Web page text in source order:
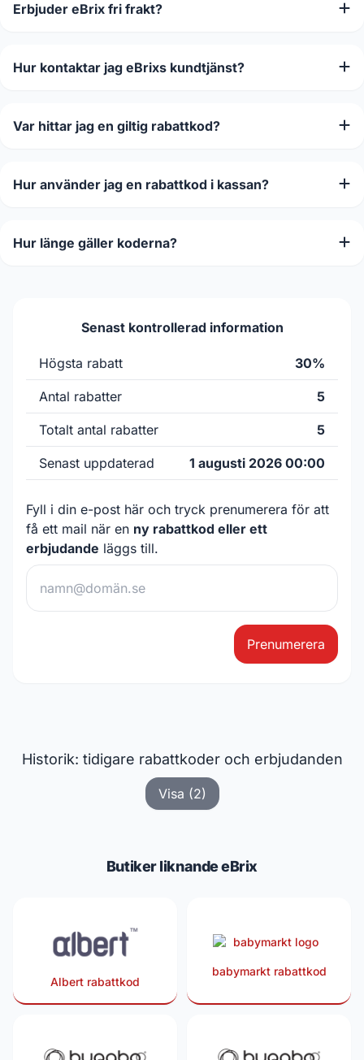
Erbjuder eBrix fri frakt?
Hur kontaktar jag eBrixs kundtjänst?
Var hittar jag en giltig rabattkod?
Hur använder jag en rabattkod i kassan?
Hur länge gäller koderna?
Senast kontrollerad information
Högsta rabatt 30%
Antal rabatter 5
Totalt antal rabatter 5
Senast uppdaterad 1 augusti 2026 00:00
Fyll i din e-post här och tryck prenumerera för att
få ett mail när en ny rabattkod eller ett
erbjudande läggs till.
Prenumerera
Historik: tidigare rabattkoder och erbjudanden
Visa (2)
Butiker liknande eBrix
Albert rabattkod
babymarkt rabattkod